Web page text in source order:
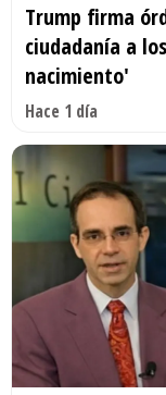
Trump firma
ciudadanía a
nacimiento'
Hace 1 día